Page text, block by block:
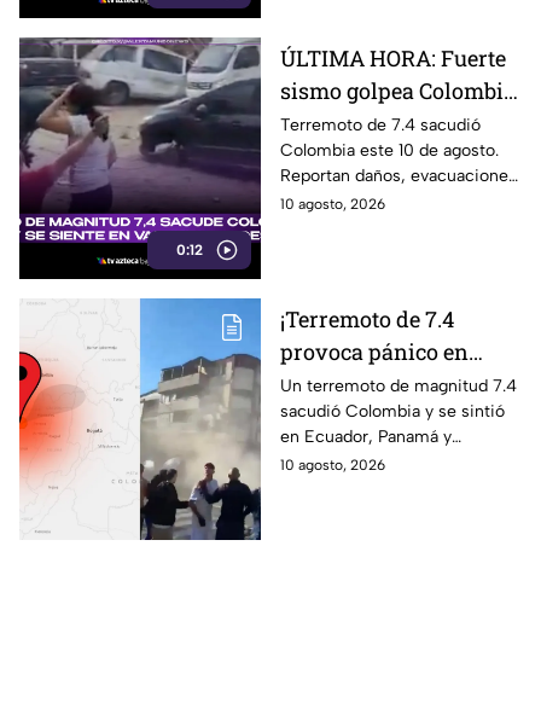
0:12
ÚLTIMA HORA: Fuerte
sismo golpea Colombia
y se siente en varios
países; VIDEO muestra
destrucción y caos
Terremoto de 7.4 sacudió
Colombia este 10 de agosto.
Reportan daños, evacuaciones
y escenas de pánico captadas
10 agosto, 2026
¡Terremoto de 7.4
provoca pánico en
Colombia! Se siente en
varios países y deja
daños en edificios
Un terremoto de magnitud 7.4
sacudió Colombia y se sintió
en Ecuador, Panamá y
Venezuela. Autoridades
10 agosto, 2026